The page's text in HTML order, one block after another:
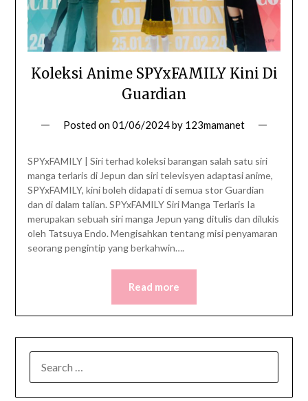
Koleksi Anime SPYxFAMILY Kini Di
Guardian
Posted on01/06/2024by 123mamanet
SPYxFAMILY | Siri terhad koleksi barangan salah satu siri
manga terlaris di Jepun dan siri televisyen adaptasi anime,
SPYxFAMILY, kini boleh didapati di semua stor Guardian
dan di dalam talian. SPYxFAMILY Siri Manga Terlaris Ia
merupakan sebuah siri manga Jepun yang ditulis dan dilukis
oleh Tatsuya Endo. Mengisahkan tentang misi penyamaran
seorang pengintip yang berkahwin….
Read more
FOR: